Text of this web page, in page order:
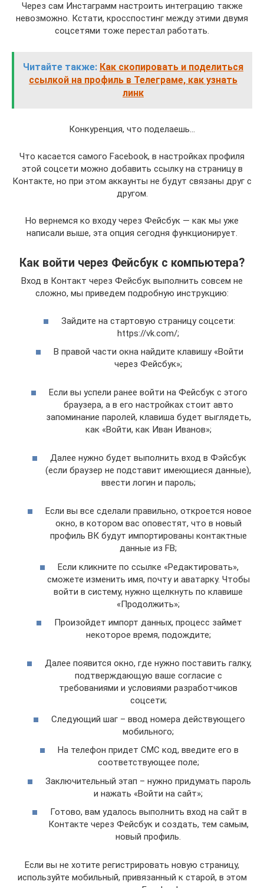
Через сам Инстаграмм настроить интеграцию также
невозможно. Кстати, кросспостинг между этими двумя
соцсетями тоже перестал работать.
Читайте также: Как скопировать и поделиться
ссылкой на профиль в Телеграме, как узнать
линк
Конкуренция, что поделаешь…
Что касается самого Facebook, в настройках профиля
этой соцсети можно добавить ссылку на страницу в
Контакте, но при этом аккаунты не будут связаны друг с
другом.
Но вернемся ко входу через Фейсбук — как мы уже
написали выше, эта опция сегодня функционирует.
Как войти через Фейсбук с компьютера?
Вход в Контакт через Фейсбук выполнить совсем не
сложно, мы приведем подробную инструкцию:
Зайдите на стартовую страницу соцсети:
https://vk.com/;
В правой части окна найдите клавишу «Войти
через Фейсбук»;
Если вы успели ранее войти на Фейсбук с этого
браузера, а в его настройках стоит авто
запоминание паролей, клавиша будет выглядеть,
как «Войти, как Иван Иванов»;
Далее нужно будет выполнить вход в Фэйсбук
(если браузер не подставит имеющиеся данные),
ввести логин и пароль;
Если вы все сделали правильно, откроется новое
окно, в котором вас оповестят, что в новый
профиль ВК будут импортированы контактные
данные из FB;
Если кликните по ссылке «Редактировать»,
сможете изменить имя, почту и аватарку. Чтобы
войти в систему, нужно щелкнуть по клавише
«Продолжить»;
Произойдет импорт данных, процесс займет
некоторое время, подождите;
Далее появится окно, где нужно поставить галку,
подтверждающую ваше согласие с
требованиями и условиями разработчиков
соцсети;
Следующий шаг – ввод номера действующего
мобильного;
На телефон придет СМС код, введите его в
соответствующее поле;
Заключительный этап – нужно придумать пароль
и нажать «Войти на сайт»;
Готово, вам удалось выполнить вход на сайт в
Контакте через Фейсбук и создать, тем самым,
новый профиль.
Если вы не хотите регистрировать новую страницу,
используйте мобильный, привязанный к старой, в этом